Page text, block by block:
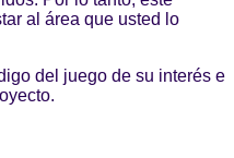
al área que usted lo
del juego de su interés e